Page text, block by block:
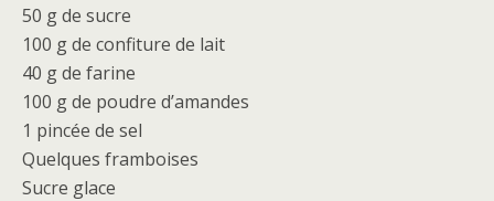
50 g de sucre
100 g de confiture de lait
40 g de farine
100 g de poudre d’amandes
1 pincée de sel
Quelques framboises
Sucre glace